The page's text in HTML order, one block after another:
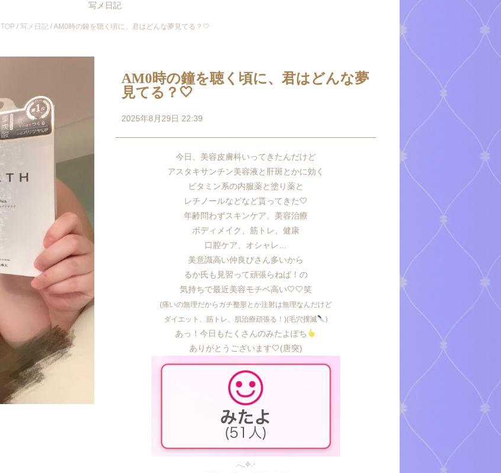
写メ日記
TOP / 写メ日記/ AM0時の鐘を聴く頃に、君はどんな夢見てる？🤍
AM0時の鐘を聴く頃に、君はどんな夢
見てる？🤍
2025年8月29日 22:39
今日、美容皮膚科いってきたんだけど
アスタキサンチン美容液と肝斑とかに効く
ビタミン系の内服薬と塗り薬と
レチノールなどなど貰ってきた🤍
年齢問わずスキンケア、美容治療
ボディメイク、筋トレ、健康
口腔ケア、オシャレ…
美意識高い仲良ぴさん多いから
るか氏も見習って頑張らねば！の
気持ちで最近美容モチベ高い🤍🤍笑
(痛いの無理だからガチ整形とか注射は無理なんだけど
ダイエット、筋トレ、肌治療頑張る！)(毛穴撲滅
)
あっ！今日もたくさんのみたよぽち
ありがとうございます🤍(唐突)
︎︎𓂃⟡.·